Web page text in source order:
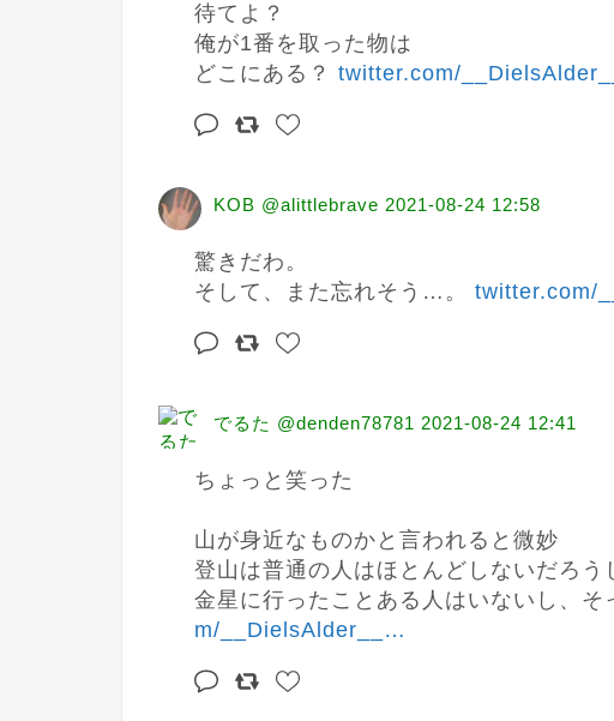
待てよ？
俺が1番を取った物は
どこにある？ twitter.com/__DielsAlder__
KOB @alittlebrave 2021-08-24 12:58
驚きだわ。
そして、また忘れそう…。 twitter.com/
でるた @denden78781 2021-08-24 12:41
ちょっと笑った
山が身近なものかと言われると微妙
登山は普通の人はほとんどしないだろう
金星に行ったことある人はいないし、そ
m/__DielsAlder__ …